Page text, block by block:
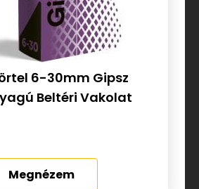
6-30mm Gipsz
Beltéri Vakolat
Megnézem